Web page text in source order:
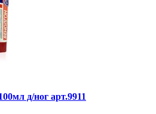
д/ног арт.9911